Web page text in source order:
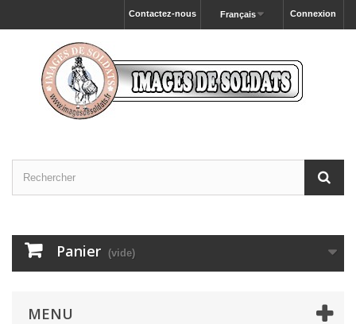
Connexion
Français
Contactez-nous
Panier (vide)
MENU